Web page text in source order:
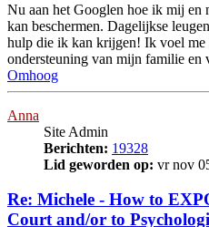
Nu aan het Googlen hoe ik mij
kan beschermen. Dagelijkse
hulp die ik kan krijgen! Ik voel me
ondersteuning van mijn familie en
Omhoog
Anna
Site Admin
Berichten: 19328
Lid geworden op: vr nov
Re: Michele - How to
Court and/or to